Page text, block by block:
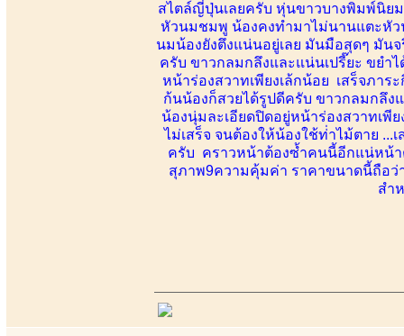
สไตล์ญี่ปุ่นเลยครับ หุ่นขาวบางพิมพ์นิย
หัวนมชมพู น้องคงทำมาไม่นานแตะหั
นมน้องยังตึงแน่นอยู่เลย มันมือสุดๆ มัน
ครับ ขาวกลมกลึงและแน่นเปรี๊ยะ ขยำ
หน้าร่องสวาทเพียงเล้กน้อย เสร็จภา
ก้นน้องก็สวยได้รูปดีครับ ขาวกลมกลึง
น้องนุ่มละเอียดปิดอยู่หน้าร่องสวาทเพี
ไม่เสร็จ จนต้องให้น้องใช้ท่่าไม้ตาย
ครับ คราวหน้าต้องซ้ำคนนี้อีกแน่หน้า
สุภาพ9ความคุ้มค่า ราคาขนาดนี้ถือว่
สำ